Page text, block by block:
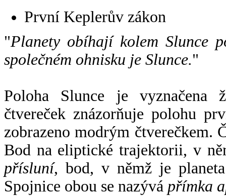
První Keplerův zákon
"Planety obíhají kolem Slunce
společném ohnisku je Slunce."
Poloha Slunce je vyznačena
čtvereček znázorňuje polohu
zobrazeno modrým čtverečkem.
Bod na eliptické trajektorii, v
přísluní, bod, v němž je
Spojnice obou se nazývá přímka